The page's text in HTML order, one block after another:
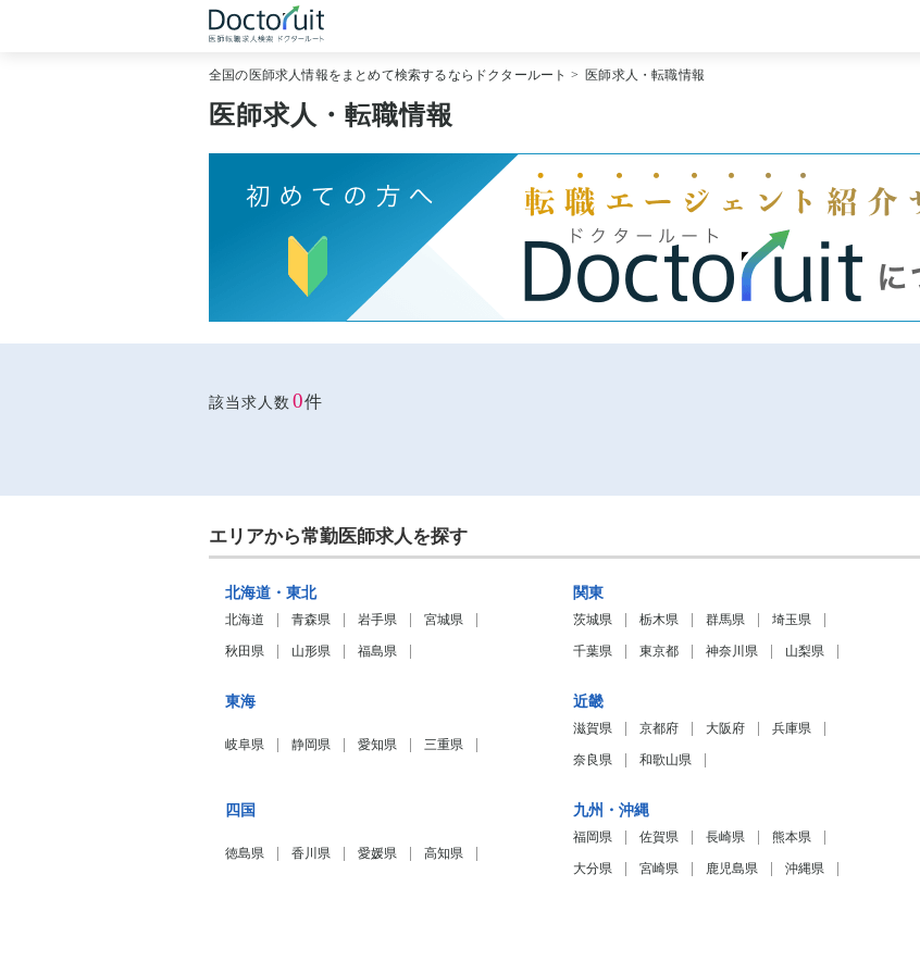
[常勤] 科目から探す
Doctoruitについて
運営者情報
プライバシーポリシー
全国の医師求人情報をまとめて検索するならドクタールート > 医師求人・転職情報
医師求人・転職情報
該当求人数 0件
エリアから常勤医師求人を探す
北海道・東北
北海道 青森県 岩手県 宮城県
秋田県 山形県 福島県
関東
茨城県 栃木県 群馬県 埼玉県
千葉県 東京都 神奈川県 山梨県
東海
岐阜県 静岡県 愛知県 三重県
近畿
滋賀県 京都府 大阪府 兵庫県
奈良県 和歌山県
四国
徳島県 香川県 愛媛県 高知県
九州・沖縄
福岡県 佐賀県 長崎県 熊本県
大分県 宮崎県 鹿児島県 沖縄県